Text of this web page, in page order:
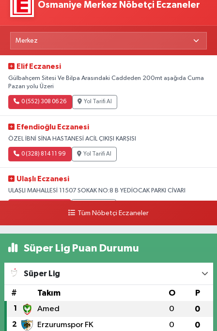
Osmaniye Merkez Nöbetçi Eczaneler
Elif Eczanesi
Gülbahçem Sitesi Ve Bilpa Arasındaki Caddeden 200mt aşağıda Cuma
Pazarı yolu Üzeri
0 (552) 308 06 26 Yol Tarifi Al
Efendioğlu Eczanesi
ÖZEL İBNİ SİNA HASTANESİ ACİL ÇIKIŞI KARŞISI
0 (328) 814 11 99 Yol Tarifi Al
Ulaşlı Eczanesi
ULAŞLI MAHALLESİ 11507 SOKAK NO:8 B YEDİOCAK PARKI CİVARI
Tüm Nöbetçi Eczaneler
Süper Lig Puan Durumu
Süper Lig
# Takım O P
1 Amed 0 0
2 Erzurumspor FK 0 0